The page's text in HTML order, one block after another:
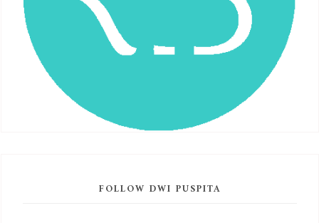
FOLLOW DWI PUSPITA